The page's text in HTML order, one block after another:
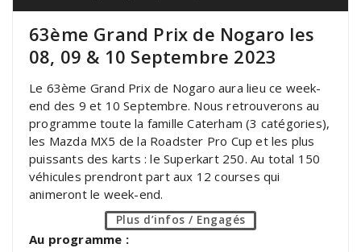
63ème Grand Prix de Nogaro les
08, 09 & 10 Septembre 2023
Le 63ème Grand Prix de Nogaro aura lieu ce week-
end des 9 et 10 Septembre. Nous retrouverons au
programme toute la famille Caterham (3 catégories),
les Mazda MX5 de la Roadster Pro Cup et les plus
puissants des karts : le Superkart 250. Au total 150
véhicules prendront part aux 12 courses qui
animeront le week-end.
Plus d’infos / Engagés
Au programme :